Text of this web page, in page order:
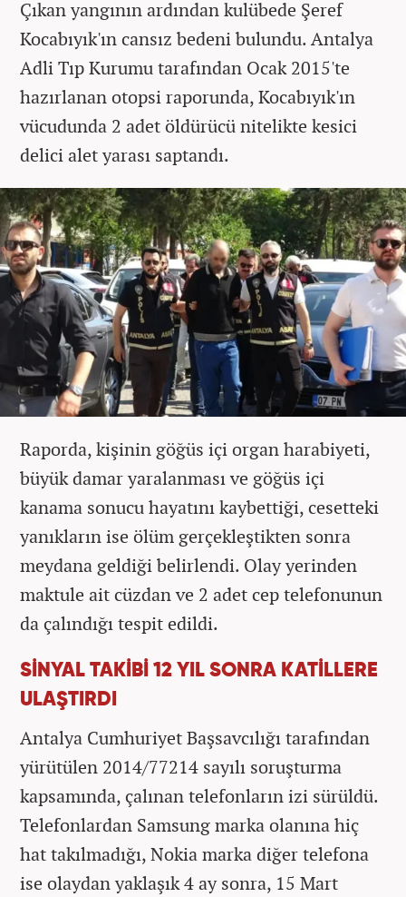
Çıkan yangının ardından kulübede Şeref
Kocabıyık'ın cansız bedeni bulundu. Antalya
Adli Tıp Kurumu tarafından Ocak 2015'te
hazırlanan otopsi raporunda, Kocabıyık'ın
vücudunda 2 adet öldürücü nitelikte kesici
delici alet yarası saptandı.
Raporda, kişinin göğüs içi organ harabiyeti,
büyük damar yaralanması ve göğüs içi
kanama sonucu hayatını kaybettiği, cesetteki
yanıkların ise ölüm gerçekleştikten sonra
meydana geldiği belirlendi. Olay yerinden
maktule ait cüzdan ve 2 adet cep telefonunun
da çalındığı tespit edildi.
SİNYAL TAKİBİ 12 YIL SONRA KATİLLERE
ULAŞTIRDI
Antalya Cumhuriyet Başsavcılığı tarafından
yürütülen 2014/77214 sayılı soruşturma
kapsamında, çalınan telefonların izi sürüldü.
Telefonlardan Samsung marka olanına hiç
hat takılmadığı, Nokia marka diğer telefona
ise olaydan yaklaşık 4 ay sonra, 15 Mart